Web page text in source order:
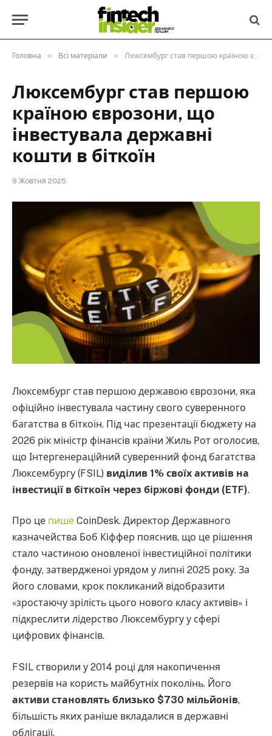
Головна » Всі матеріали » Люксембург став першою країною єврозони, що інвестувала державні кошти в біткоїн
Люксембург став першою
країною єврозони, що
інвестувала державні
кошти в біткоїн
9 Жовтня 2025
Люксембург став першою державою єврозони, яка
офіційно інвестувала частину свого суверенного
багатства в біткоїн. Під час презентації бюджету на
2026 рік міністр фінансів країни Жиль Рот оголосив,
що Інтергенераційний суверенний фонд багатства
Люксембургу (FSIL) виділив 1% своїх активів на
інвестиції в біткоїн через біржові фонди (ETF).
Про це пише CoinDesk. Директор Державного
казначейства Боб Кіффер пояснив, що це рішення
стало частиною оновленої інвестиційної політики
фонду, затвердженої урядом у липні 2025 року. За
його словами, крок покликаний відобразити
«зростаючу зрілість цього нового класу активів» і
підкреслити лідерство Люксембургу у сфері
цифрових фінансів.
FSIL створили у 2014 році для накопичення
резервів на користь майбутніх поколінь. Його
активи становлять близько $730 мільйонів,
більшість яких раніше вкладалися в державні
облігації.